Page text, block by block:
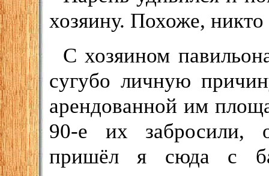
хозяину. Похоже,
С хозяином
сугубо личную
арендованной им
90-е их забросили,
пришёл я сюда с